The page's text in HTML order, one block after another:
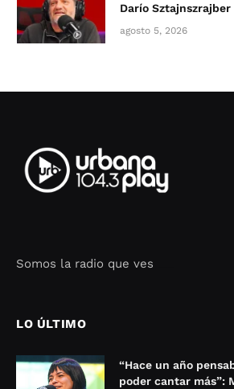
Darío Sztajnszrajber
agosto 5, 2026
Somos la radio que ves
LO ÚLTIMO
“Hace un año
poder cantar más”: